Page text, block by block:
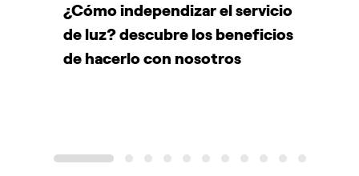
¿Cómo independizar el servicio
de luz? descubre los beneficios
de hacerlo con nosotros
1 2 3 4 5 6 7 8 9 10
11